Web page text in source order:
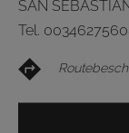
SAN
Tel.